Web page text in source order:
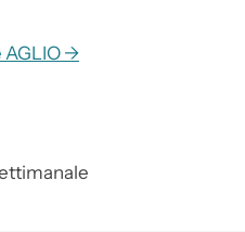
AGLIO →